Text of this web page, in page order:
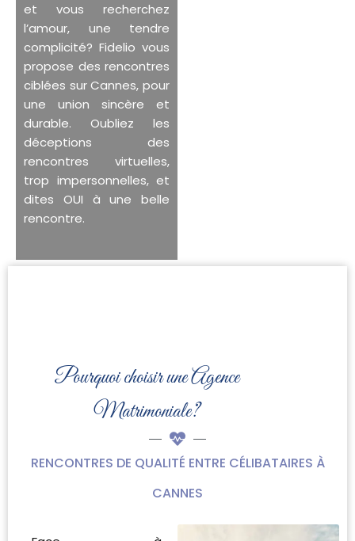
et vous recherchez
l’amour, une tendre
complicité? Fidelio vous
propose des rencontres
ciblées sur Cannes, pour
une union sincère et
durable. Oubliez les
déceptions des
rencontres virtuelles,
trop impersonnelles, et
dites OUI à une belle
rencontre.
Pourquoi choisir une Agence
Matrimoniale?
RENCONTRES DE QUALITÉ ENTRE CÉLIBATAIRES À
CANNES